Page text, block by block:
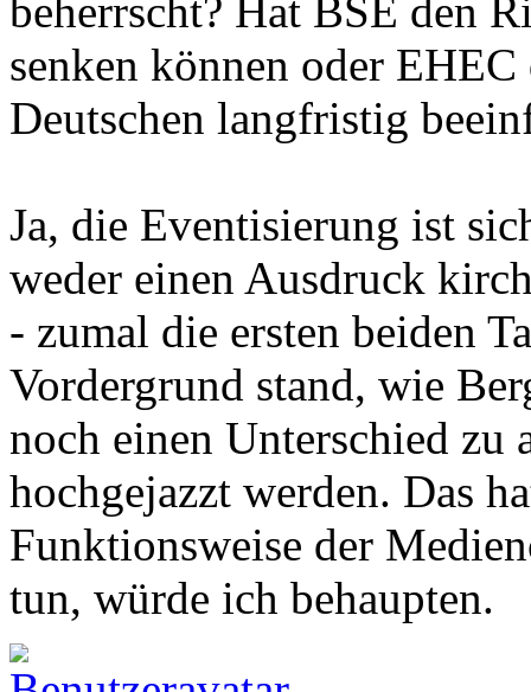
beherrscht? Hat BSE den
senken können oder
Deutschen langfristig
Ja, die Eventisierung ist
weder einen Ausdruck
- zumal die ersten beiden
Vordergrund stand, wie
noch einen Unterschied zu
hochgejazzt werden. Das
Funktionsweise der
tun, würde ich behaupten.